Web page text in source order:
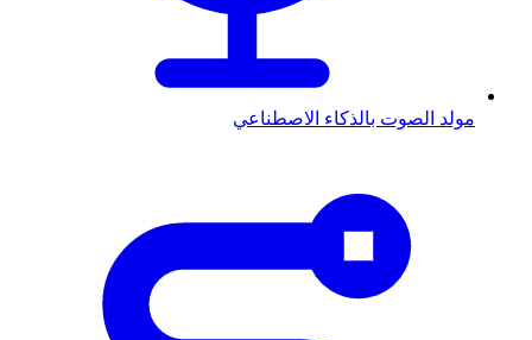
مولد الصوت بالذكاء الاصطناعي